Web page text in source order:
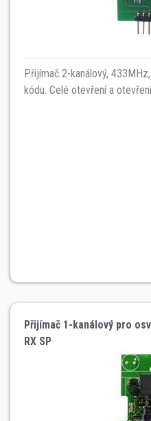
Přijímač 2-kanálový,
kódu. Celé otevření a
Přijímač 1-kanálový pro
RX SP